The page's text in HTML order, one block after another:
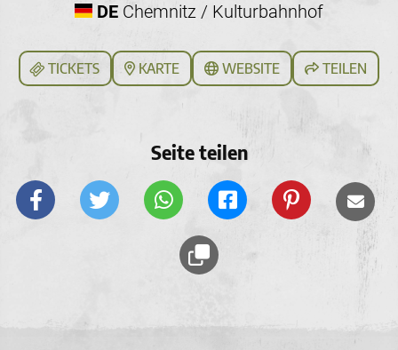
DEChemnitz / Kulturbahnhof
TICKETS KARTE WEBSITE TEILEN
Seite teilen